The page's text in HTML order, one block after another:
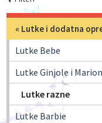
« Lutke i dodatna
Lutke Bebe
Lutke Ginjole i
Lutke razne
Lutke Barbie